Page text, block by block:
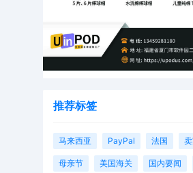
推荐标签
马来西亚 PayPal 法国
母亲节 美国海关 国内要闻